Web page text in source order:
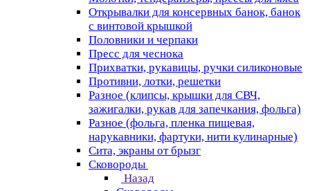
Открывалки для консервных банок, банок
с винтовой крышкой
Половники и черпаки
Пресс для чеснока
Прихватки, рукавицы, ручки силиконовые
Противни, лотки, решетки
Разное (клипсы, крышки для СВЧ,
зажигалки, рукав для запечкания, фольга)
Разное (фольга, пленка пищевая,
нарукавники, фартуки, нити кулинарные)
Сита, экраны от брызг
Сковороды
Назад